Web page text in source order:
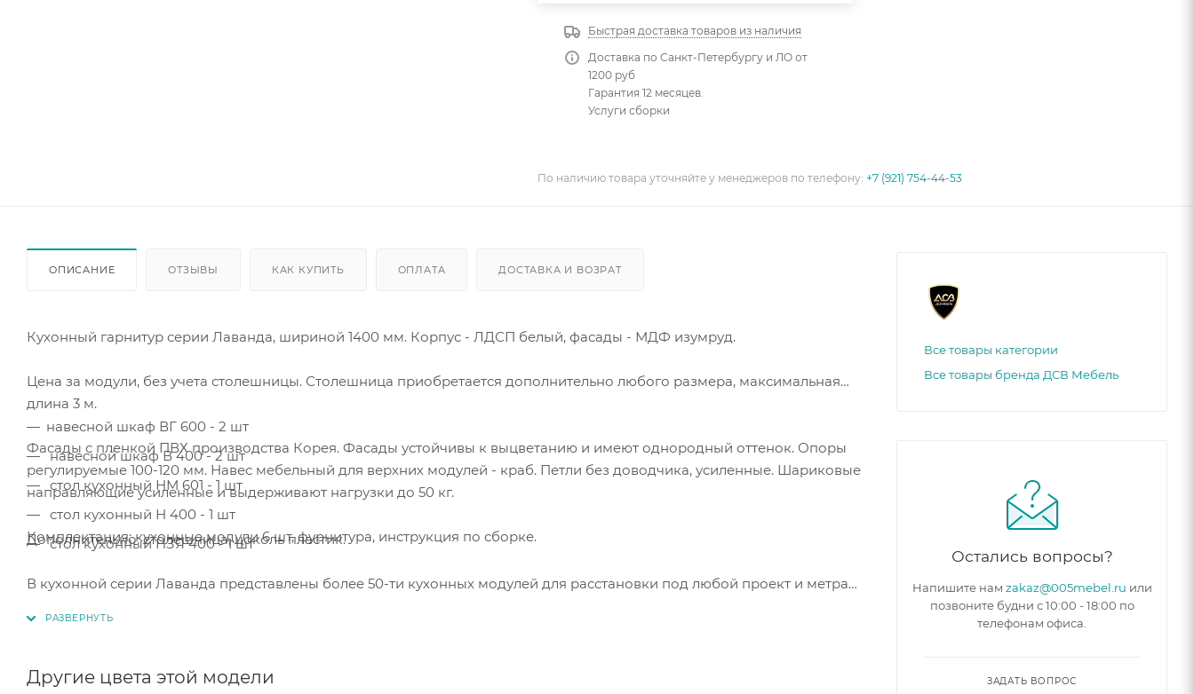
Быстрая доставка товаров из наличия
Доставка по Санкт-Петербургу и ЛО от
1200 руб
Гарантия 12 месяцев.
Услуги сборки
По наличию товара уточняйте у менеджеров по телефону:+7 (921) 754-44-53
ОПИСАНИЕ ОТЗЫВЫ КАК КУПИТЬ ОПЛАТА ДОСТАВКА И ВОЗРАТ
Кухонный гарнитур серии Лаванда, шириной 1400 мм. Корпус - ЛДСП белый, фасады - МДФ изумруд.
Цена за модули, без учета столешницы. Столешница приобретается дополнительно любого размера, максимальная
длина 3 м.
Фасады с пленкой ПВХ производства Корея. Фасады устойчивы к выцветанию и имеют однородный оттенок. Опоры
регулируемые 100-120 мм. Навес мебельный для верхних модулей - краб. Петли без доводчика, усиленные. Шариковые
направляющие усиленные и выдерживают нагрузки до 50 кг.
Комплектация: кухонные модули 6 шт, фурнитура, инструкция по сборке.
навесной шкаф ВГ 600 - 2 шт
навесной шкаф В 400 - 2 шт
стол кухонный НМ 601 - 1 шт
стол кухонный Н 400 - 1 шт
стол кухонный НЗЯ 400 - 1 шт
Дополнительно: столешница, цоколь пластик.
В кухонной серии Лаванда представлены более 50-ти кухонных модулей для расстановки под любой проект и метра
Другие цвета этой модели
Все товары категории
Все товары бренда ДСВ Мебель
Остались вопросы?
Напишите нам zakaz@005mebel.ru или
позвоните будни с 10:00 - 18:00 по
телефонам офиса.
ЗАДАТЬ ВОПРОС